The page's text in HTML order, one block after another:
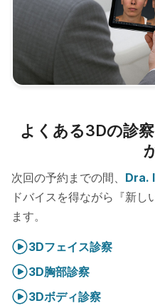
よくある3Dの診
次回の予約までの間、 Dra.
ドバイスを得ながら『新し
ます。
3Dフェイス診察
3D胸部診察
3Dボディ診察